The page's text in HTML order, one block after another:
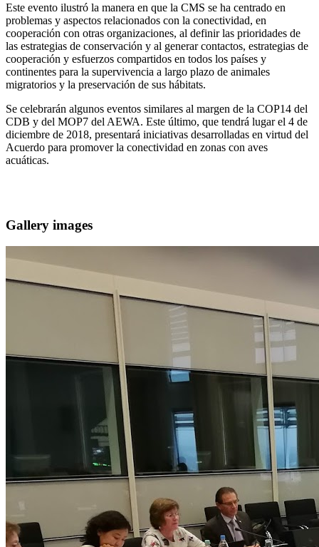
Este evento ilustró la manera en que la CMS se ha centrado en
problemas y aspectos relacionados con la conectividad, en
cooperación con otras organizaciones, al definir las prioridades de
las estrategias de conservación y al generar contactos, estrategias de
cooperación y esfuerzos compartidos en todos los países y
continentes para la supervivencia a largo plazo de animales
migratorios y la preservación de sus hábitats.
Se celebrarán algunos eventos similares al margen de la COP14 del
CDB y del MOP7 del AEWA. Este último, que tendrá lugar el 4 de
diciembre de 2018, presentará iniciativas desarrolladas en virtud del
Acuerdo para promover la conectividad en zonas con aves
acuáticas.
Gallery images